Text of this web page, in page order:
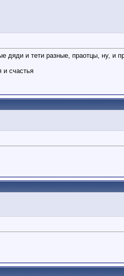
дяди и тети разные, праотцы, ну, и
и счастья